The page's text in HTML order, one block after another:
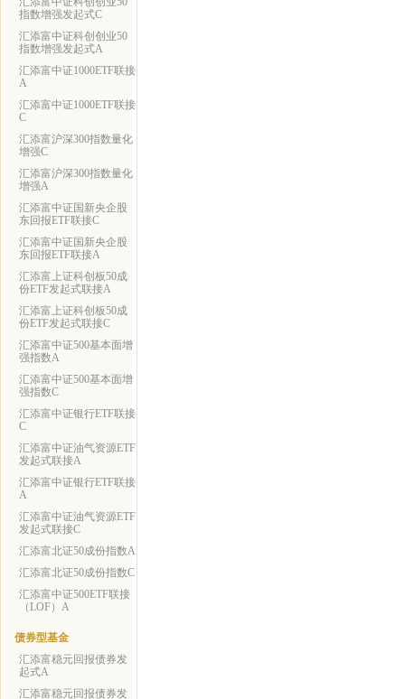
指数增强发起式C
汇添富中证科创创业50
指数增强发起式A
汇添富中证1000ETF联接
A
汇添富中证1000ETF联接
C
汇添富沪深300指数量化
增强C
汇添富沪深300指数量化
增强A
汇添富中证国新央企股
东回报ETF联接C
汇添富中证国新央企股
东回报ETF联接A
汇添富上证科创板50成
份ETF发起式联接A
汇添富上证科创板50成
份ETF发起式联接C
汇添富中证500基本面增
强指数A
汇添富中证500基本面增
强指数C
汇添富中证银行ETF联接
C
汇添富中证油气资源ETF
发起式联接A
汇添富中证银行ETF联接
A
汇添富中证油气资源ETF
发起式联接C
汇添富北证50成份指数A
汇添富北证50成份指数C
汇添富中证500ETF联接
（LOF）A
债券型基金
汇添富稳元回报债券发
起式A
汇添富稳元回报债券发